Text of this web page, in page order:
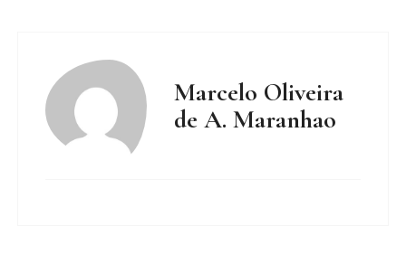
Marcelo Oliveira
de A. Maranhao